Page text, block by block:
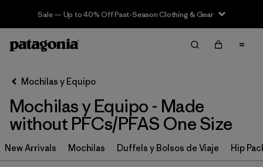
Sale — Up to 40% Off Past-Season Clothing & Gear
Filter & Sort Limpiar Todos
Ordenar Por
Filtrar por
Category
Filtrar por
Price
Mochilas y Equipo
Mochilas y Equipo - Made
without PFCs/PFAS One Size
New Arrivals Mochilas Duffels y Bolsos de Viaje Hip